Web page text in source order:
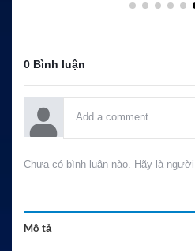
0 Bình luận
Chưa có bình luận nào. Hãy là
Mô tả